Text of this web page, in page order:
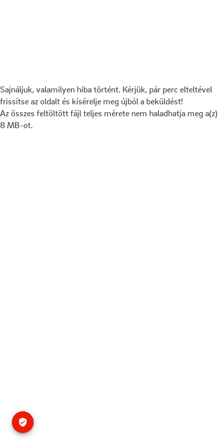
Sajnáljuk, valamilyen hiba történt. Kérjük, pár perc elteltével
frissítse az oldalt és kísérelje meg újból a beküldést!
Az összes feltöltött fájl teljes mérete nem haladhatja meg a(z)
8 MB-ot.